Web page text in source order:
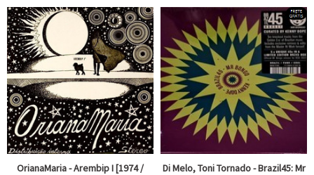
OrianaMaria - Arembip I [1974 /
Di Melo, Toni Tornado - Brazil45: Mr